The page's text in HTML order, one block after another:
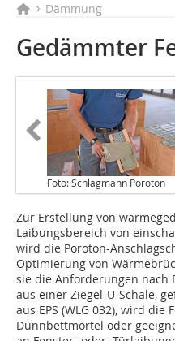
Dämmung
Gedämmter
Foto: Schlagmann Poroton
Zur Erstellung von
Laibungsbereich von
wird die Poroton-
Optimierung von
sie die Anforderungen nach
aus einer Ziegel-U-Schale,
aus EPS (WLG 032), wird
Dünnbettmörtel oder